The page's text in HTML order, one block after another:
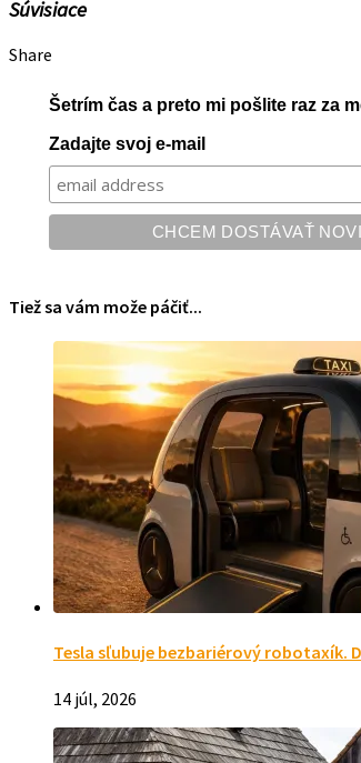
Súvisiace
Share
Šetrím čas a preto mi pošlite raz za
Zadajte svoj e-mail
Tiež sa vám može páčiť...
Tesla sľubuje bezbariérový robotaxík.
14 júl, 2026